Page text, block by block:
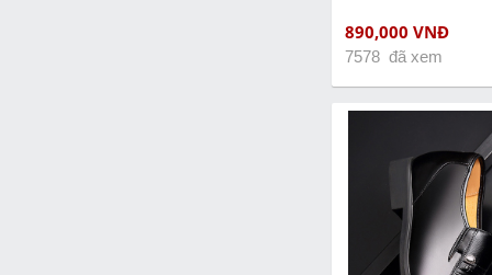
890,000 VNĐ
7578 đã xem